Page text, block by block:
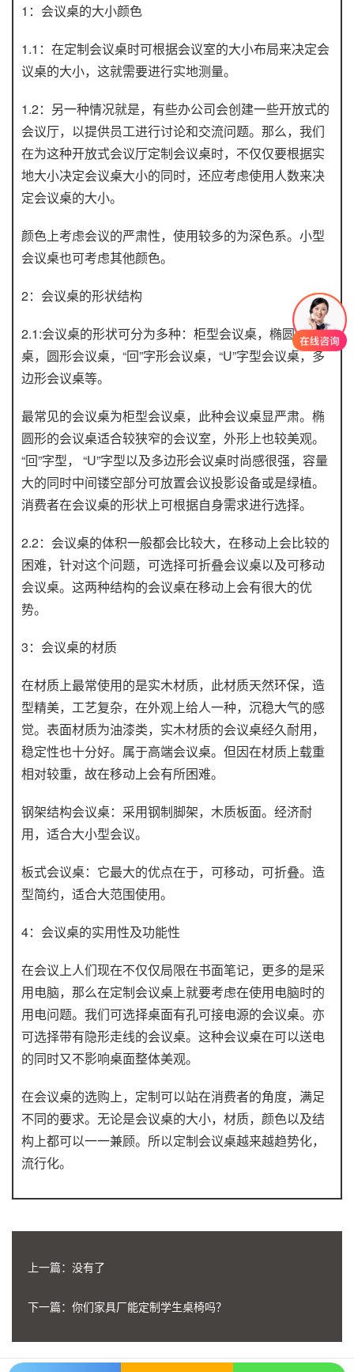
1：会议桌的大小颜色
1.1：在定制会议桌时可根据会议室的大小布局来决定会
议桌的大小，这就需要进行实地测量。
1.2：另一种情况就是，有些办公司会创建一些开放式的
会议厅，以提供员工进行讨论和交流问题。那么，我们
在为这种开放式会议厅定制会议桌时，不仅仅要根据实
地大小决定会议桌大小的同时，还应考虑使用人数来决
定会议桌的大小。
颜色上考虑会议的严肃性，使用较多的为深色系。小型
会议桌也可考虑其他颜色。
2：会议桌的形状结构
2.1:会议桌的形状可分为多种：柜型会议桌，椭圆形会议
桌，圆形会议桌，“回”字形会议桌，“U”字型会议桌，多
边形会议桌等。
最常见的会议桌为柜型会议桌，此种会议桌显严肃。椭
圆形的会议桌适合较狭窄的会议室，外形上也较美观。
“回”字型， “U”字型以及多边形会议桌时尚感很强，容量
大的同时中间镂空部分可放置会议投影设备或是绿植。
消费者在会议桌的形状上可根据自身需求进行选择。
2.2：会议桌的体积一般都会比较大，在移动上会比较的
困难，针对这个问题，可选择可折叠会议桌以及可移动
会议桌。这两种结构的会议桌在移动上会有很大的优
势。
3：会议桌的材质
在材质上最常使用的是实木材质，此材质天然环保，造
型精美，工艺复杂，在外观上给人一种，沉稳大气的感
觉。表面材质为油漆类，实木材质的会议桌经久耐用，
稳定性也十分好。属于高端会议桌。但因在材质上载重
相对较重，故在移动上会有所困难。
钢架结构会议桌：采用钢制脚架，木质板面。经济耐
用，适合大小型会议。
板式会议桌：它最大的优点在于，可移动，可折叠。造
型简约，适合大范围使用。
4：会议桌的实用性及功能性
在会议上人们现在不仅仅局限在书面笔记，更多的是采
用电脑，那么在定制会议桌上就要考虑在使用电脑时的
用电问题。我们可选择桌面有孔可接电源的会议桌。亦
可选择带有隐形走线的会议桌。这种会议桌在可以送电
的同时又不影响桌面整体美观。
在会议桌的选购上，定制可以站在消费者的角度，满足
不同的要求。无论是会议桌的大小，材质，颜色以及结
构上都可以一一兼顾。所以定制会议桌越来越趋势化，
流行化。
上一篇：没有了
下一篇： 你们家具厂能定制学生桌椅吗？